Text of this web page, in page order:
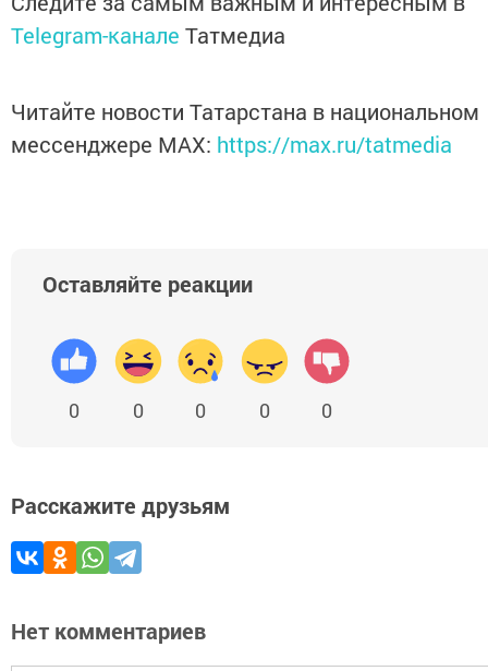
Telegram-канале Татмедиа
Читайте новости Татарстана в национальном
мессенджере MАХ: https://max.ru/tatmedia
Оставляйте реакции
0 0 0 0 0
Расскажите друзьям
Нет комментариев